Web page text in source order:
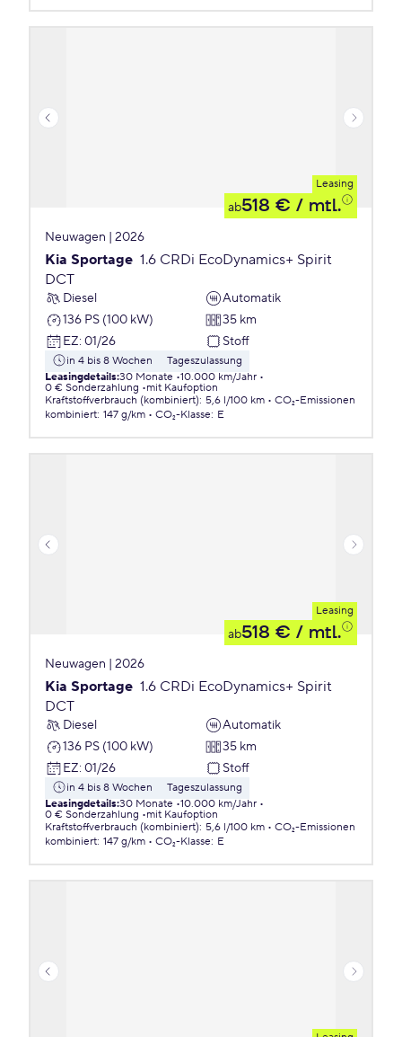
Leasing
ab518 € / mtl.
Neuwagen | 2026
Kia Sportage 1.6 CRDi EcoDynamics+ Spirit
DCT
Diesel
Automatik
136 PS (100 kW)
35 km
EZ: 01/26 Stoff
in 4 bis 8 Wochen
Tageszulassung
Leasingdetails:30 Monate 10.000 km/Jahr
0 € Sonderzahlung
mit Kaufoption
Kraftstoffverbrauch (kombiniert): 5,6 l/100 km
CO₂-Emissionen
kombiniert: 147 g/km CO₂-Klasse: E
Leasing
ab518 € / mtl.
Neuwagen | 2026
Kia Sportage 1.6 CRDi EcoDynamics+ Spirit
DCT
Diesel
Automatik
136 PS (100 kW)
35 km
EZ: 01/26 Stoff
in 4 bis 8 Wochen
Tageszulassung
Leasingdetails:30 Monate 10.000 km/Jahr
0 € Sonderzahlung
mit Kaufoption
Kraftstoffverbrauch (kombiniert): 5,6 l/100 km
CO₂-Emissionen
kombiniert: 147 g/km CO₂-Klasse: E